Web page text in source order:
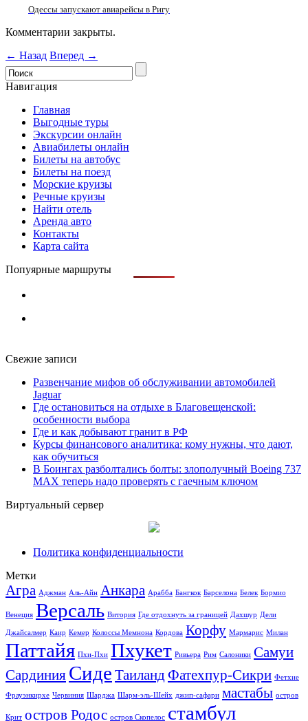
Одессы запускают авиарейсы в Ригу
Комментарии закрыты.
← Назад Вперед →
Навигация
Главная
Выгодные туры
Экскурсии онлайн
Авиабилеты онлайн
Билеты на автобус
Билеты на поезд
Морские круизы
Речные круизы
Найти отель
Аренда авто
Контакты
Карта сайта
Попуярные маршруты
Свежие записи
Развенчание мифов об обслуживании автомобилей
Jaguar
Где остановиться на отдыхе в Благовещенской:
особенности выбора
Где и как добывают гранит в РФ
Курсы финансового аналитика: кому нужны, что дают,
как обучиться
В Боингах разболтались болты: злополучный Boeing 737
MAX теперь надо проверять с гаечным ключом
Виртуальный сервер
Политика конфиденциальности
Метки
Агра Аджман Аль-Айн Анкара Арабба Бангкок Барселона Белек Бормио
Венеция Версаль Витория Где отдохнуть за границей Дахшур Дели
Джайсалмер Каир Кемер Колоссы Мемнона Кордова Корфу Мармарис Милан
Паттайя Пхи-Пхи Пхукет Ривьера Рим Салоники Самуи
Сардиния Сиде ТаиландФатехпур-Сикри Фетхие
Фрауэнкирхе Червиния Шарджа Шарм-эль-Шейх джип-сафари мастабы остров
Крит остров Родос остров Скопелос стамбул